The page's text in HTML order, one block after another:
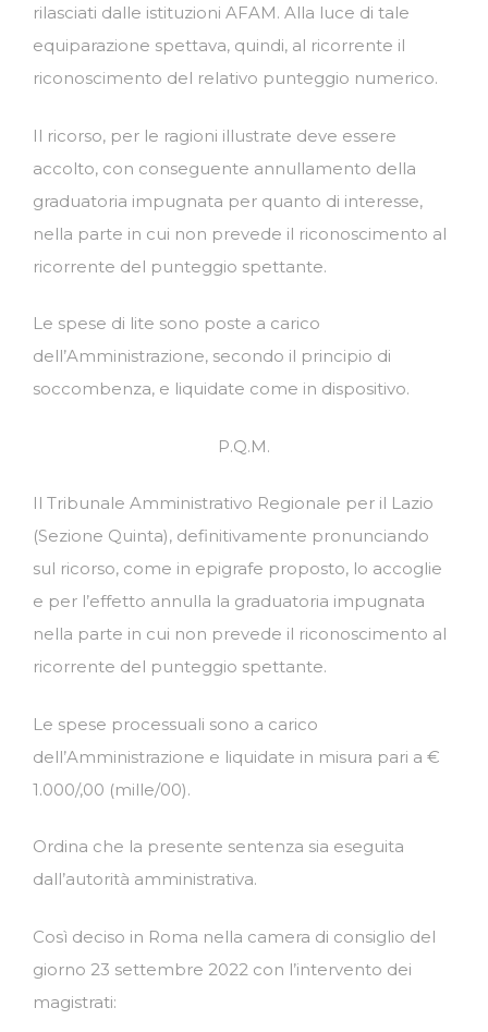
rilasciati dalle istituzioni AFAM. Alla luce di tale
equiparazione spettava, quindi, al ricorrente il
riconoscimento del relativo punteggio numerico.
Il ricorso, per le ragioni illustrate deve essere
accolto, con conseguente annullamento della
graduatoria impugnata per quanto di interesse,
nella parte in cui non prevede il riconoscimento al
ricorrente del punteggio spettante.
Le spese di lite sono poste a carico
dell’Amministrazione, secondo il principio di
soccombenza, e liquidate come in dispositivo.
P.Q.M.
Il Tribunale Amministrativo Regionale per il Lazio
(Sezione Quinta), definitivamente pronunciando
sul ricorso, come in epigrafe proposto, lo accoglie
e per l’effetto annulla la graduatoria impugnata
nella parte in cui non prevede il riconoscimento al
ricorrente del punteggio spettante.
Le spese processuali sono a carico
dell’Amministrazione e liquidate in misura pari a €
1.000/,00 (mille/00).
Ordina che la presente sentenza sia eseguita
dall’autorità amministrativa.
Così deciso in Roma nella camera di consiglio del
giorno 23 settembre 2022 con l’intervento dei
magistrati: